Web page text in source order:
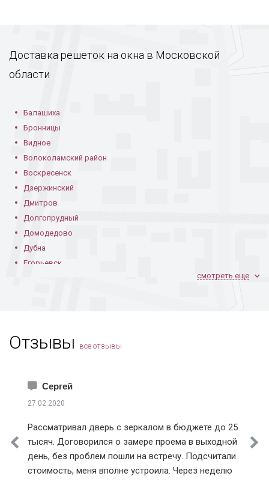
Доставка решеток на окна в Московской
области
Балашиха
Бронницы
Видное
Волоколамский район
Воскресенск
Дзержинский
Дмитров
Долгопрудный
Домодедово
Дубна
Егорьевск
Зеленоград
Каширский район
Коломна
Королев
Котельники
Красноармейск
смотреть еще
Отзывы все отзывы
Сергей
27.02.2020
Рассматривал дверь с зеркалом в бюджете до 25
тысяч. Договорился о замере проема в выходной
день, без проблем пошли на встречу. Подсчитали
стоимость, меня вполне устроила. Через неделю